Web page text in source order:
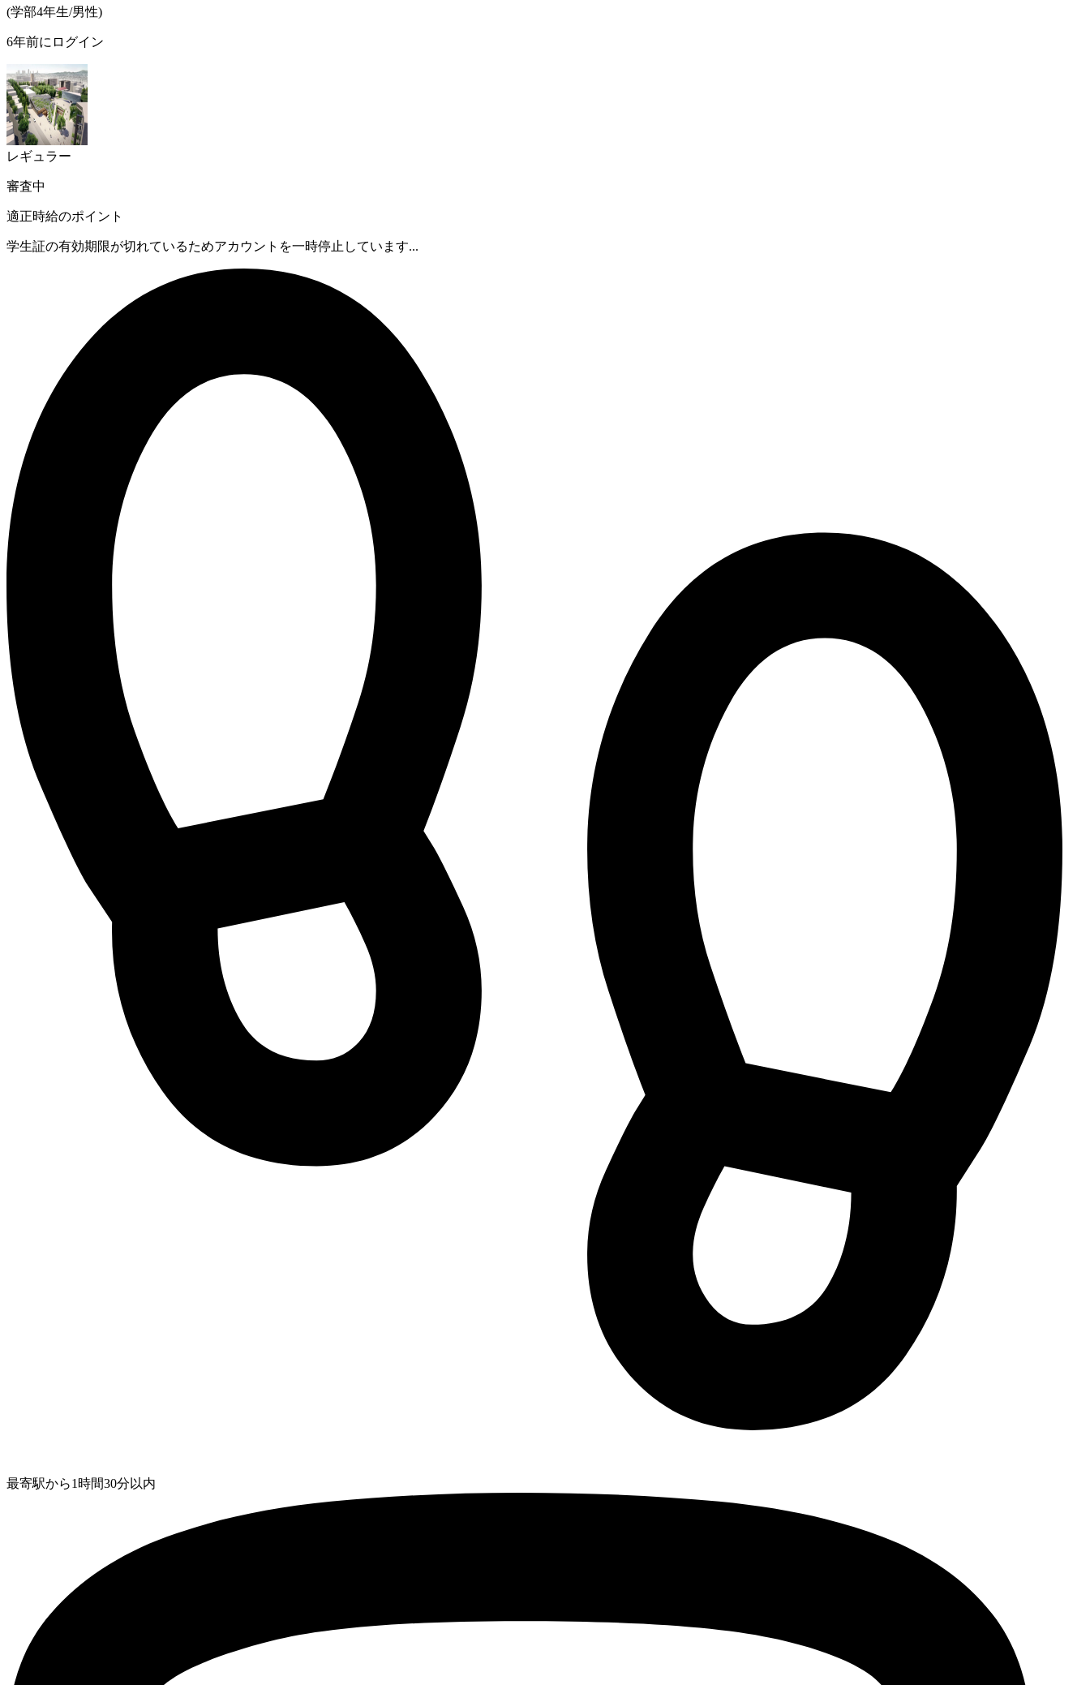
(学部4年生/男性)
6年前にログイン
レギュラー
審査中
適正時給のポイント
学生証の有効期限が切れているためアカウントを一時停止しています...
最寄駅から1時間30分以内